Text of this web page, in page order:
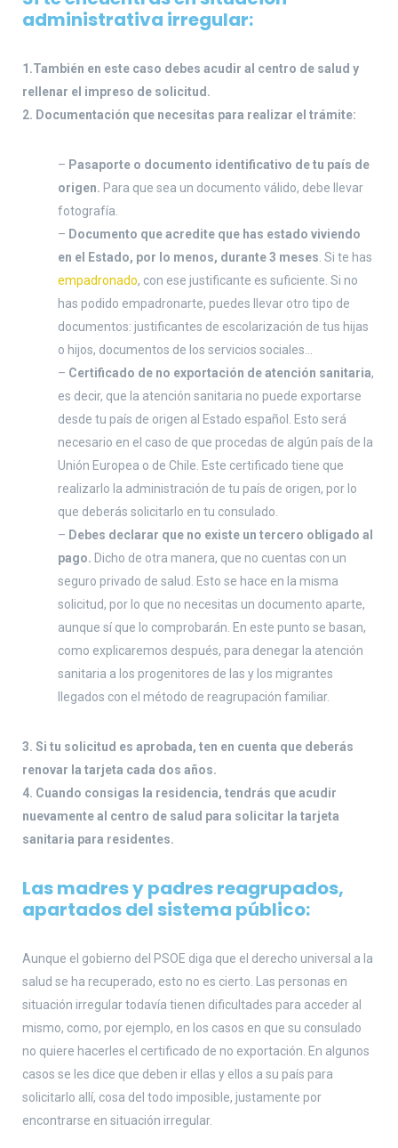
administrativa irregular:
1.También en este caso debes acudir al centro de salud y
rellenar el impreso de solicitud.
2. Documentación que necesitas para realizar el trámite:
– Pasaporte o documento identificativo de tu país de
origen. Para que sea un documento válido, debe llevar
fotografía.
– Documento que acredite que has estado viviendo
en el Estado, por lo menos, durante 3 meses . Si te has
empadronado, con ese justificante es suficiente. Si no
has podido empadronarte, puedes llevar otro tipo de
documentos: justificantes de escolarización de tus hijas
o hijos, documentos de los servicios sociales…
– Certificado de no exportación de atención sanitaria,
es decir, que la atención sanitaria no puede exportarse
desde tu país de origen al Estado español. Esto será
necesario en el caso de que procedas de algún país de la
Unión Europea o de Chile. Este certificado tiene que
realizarlo la administración de tu país de origen, por lo
que deberás solicitarlo en tu consulado.
– Debes declarar que no existe un tercero obligado al
pago. Dicho de otra manera, que no cuentas con un
seguro privado de salud. Esto se hace en la misma
solicitud, por lo que no necesitas un documento aparte,
aunque sí que lo comprobarán. En este punto se basan,
como explicaremos después, para denegar la atención
sanitaria a los progenitores de las y los migrantes
llegados con el método de reagrupación familiar.
3. Si tu solicitud es aprobada, ten en cuenta que deberás
renovar la tarjeta cada dos años.
4. Cuando consigas la residencia, tendrás que acudir
nuevamente al centro de salud para solicitar la tarjeta
sanitaria para residentes.
Las madres y padres reagrupados,
apartados del sistema público:
Aunque el gobierno del PSOE diga que el derecho universal a la
salud se ha recuperado, esto no es cierto. Las personas en
situación irregular todavía tienen dificultades para acceder al
mismo, como, por ejemplo, en los casos en que su consulado
no quiere hacerles el certificado de no exportación. En algunos
casos se les dice que deben ir ellas y ellos a su país para
solicitarlo allí, cosa del todo imposible, justamente por
encontrarse en situación irregular.